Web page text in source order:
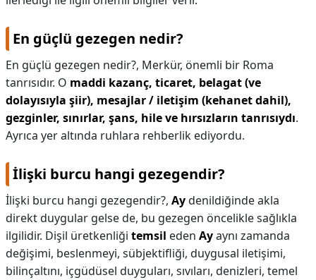
En güçlü gezegen nedir?
En güçlü gezegen nedir?, Merkür, önemli bir Roma
tanrısıdır. O maddi kazanç, ticaret, belagat (ve
dolayısıyla şiir), mesajlar / iletişim (kehanet dahil),
gezginler, sınırlar, şans, hile ve hırsızların tanrısıydı.
Ayrıca yer altında ruhlara rehberlik ediyordu.
İlişki burcu hangi gezegendir?
İlişki burcu hangi gezegendir?, Aydenildiğinde akla
direkt duygular gelse de, bu gezegen öncelikle sağlıkla
ilgilidir. Dişil üretkenliği temsil eden Ayaynı zamanda
değişimi, beslenmeyi, sübjektifliği, duygusal iletişimi,
bilinçaltını, içgüdüsel duyguları, sıvıları, denizleri, temel